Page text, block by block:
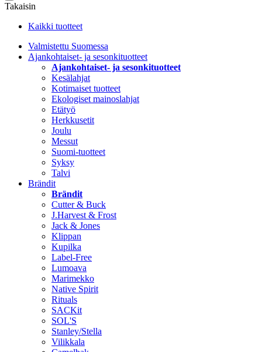
Takaisin
Kaikki tuotteet
Valmistettu Suomessa
Ajankohtaiset- ja sesonkituotteet
Ajankohtaiset- ja sesonkituotteet
Kesälahjat
Kotimaiset tuotteet
Ekologiset mainoslahjat
Etätyö
Herkkusetit
Joulu
Messut
Suomi-tuotteet
Syksy
Talvi
Brändit
Brändit
Cutter & Buck
J.Harvest & Frost
Jack & Jones
Klippan
Kupilka
Label-Free
Lumoava
Marimekko
Native Spirit
Rituals
SACKit
SOL'S
Stanley/Stella
Vilikkala